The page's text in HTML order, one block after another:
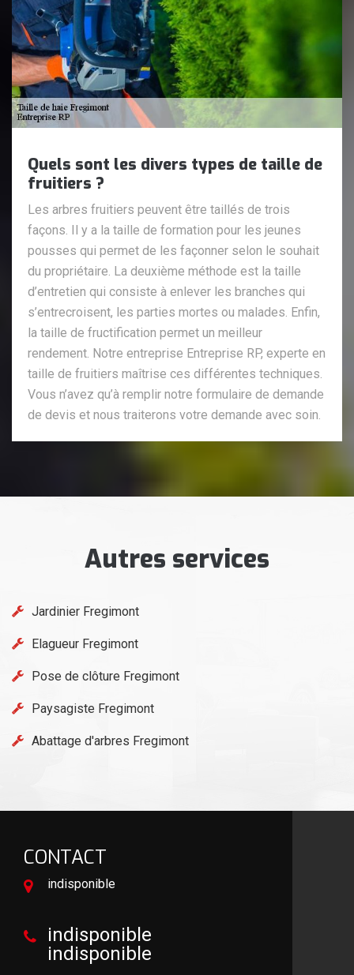
Quels sont les divers types de taille de
fruitiers ?
Les arbres fruitiers peuvent être taillés de trois
façons. Il y a la taille de formation pour les jeunes
pousses qui permet de les façonner selon le souhait
du propriétaire. La deuxième méthode est la taille
d’entretien qui consiste à enlever les branches qui
s’entrecroisent, les parties mortes ou malades. Enfin,
la taille de fructification permet un meilleur
rendement. Notre entreprise Entreprise RP, experte en
taille de fruitiers maîtrise ces différentes techniques.
Vous n’avez qu’à remplir notre formulaire de demande
de devis et nous traiterons votre demande avec soin.
Autres services
Jardinier Fregimont
Elagueur Fregimont
Pose de clôture Fregimont
Paysagiste Fregimont
Abattage d'arbres Fregimont
CONTACT
indisponible
indisponible
indisponible